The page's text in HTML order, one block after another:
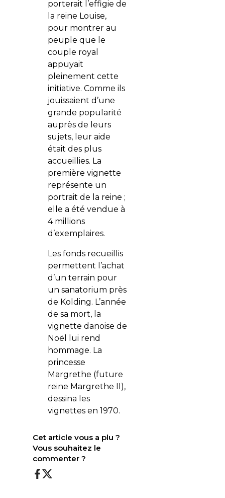
porterait l’effigie de
la reine Louise,
pour montrer au
peuple que le
couple royal
appuyait
pleinement cette
initiative. Comme ils
jouissaient d’une
grande popularité
auprès de leurs
sujets, leur aide
était des plus
accueillies. La
première vignette
représente un
portrait de la reine ;
elle a été vendue à
4 millions
d’exemplaires.
Les fonds recueillis
permettent l’achat
d’un terrain pour
un sanatorium près
de Kolding. L’année
de sa mort, la
vignette danoise de
Noël lui rend
hommage. La
princesse
Margrethe (future
reine Margrethe II),
dessina les
vignettes en 1970.
Cet article vous a plu ?
Vous souhaitez le
commenter ?